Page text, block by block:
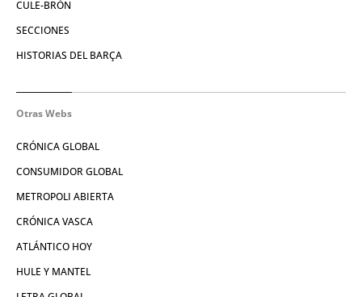
CULE-BRÓN
SECCIONES
HISTORIAS DEL BARÇA
Otras Webs
CRÓNICA GLOBAL
CONSUMIDOR GLOBAL
METROPOLI ABIERTA
CRÓNICA VASCA
ATLÁNTICO HOY
HULE Y MANTEL